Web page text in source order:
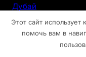
Дубай
Дубай
Дубай
Этот сайт
помочь вам в